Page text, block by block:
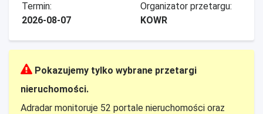
Termin:
2026-08-07
Organizator przetargu:
KOWR
Pokazujemy tylko wybrane przetargi
nieruchomości.
Adradar monitoruje 52 portale nieruchomości oraz